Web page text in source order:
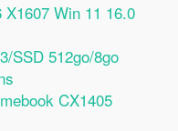
Win 11 16.0
SSD 512go/8go
CX1405